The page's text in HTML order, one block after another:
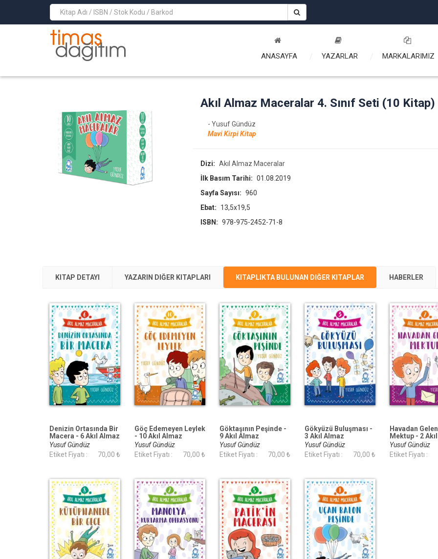
>
ANASAYFA YAZARLAR MARKALARIMIZ
Akıl Almaz Maceralar 4. Sınıf Seti (10 Kitap)
- Yusuf Gündüz
Mavi Kirpi Kitap
Dizi: Akıl Almaz Maceralar
İlk Basım Tarihi: 01.08.2019
Sayfa Sayısı: 960
Ebat:
13,5x19,5
ISBN: 978-975-2452-71-8
KITAP DETAYI YAZARIN DIĞER KITAPLARI KITAPLIKTA BULUNAN DIĞER KITAPLAR HABERLER
Denizin Ortasında Bir
Macera - 6 Akıl Almaz
Maceralar 4. Sınıf
Yusuf Gündüz
Etiket Fiyatı :
70,00 ₺
Göç Edemeyen Leylek
- 10 Akıl Almaz
Maceralar 4. Sınıf
Yusuf Gündüz
Etiket Fiyatı :
70,00 ₺
Göktaşının Peşinde -
9 Akıl Almaz
Maceralar 4. Sınıf
Yusuf Gündüz
Etiket Fiyatı :
70,00 ₺
Gökyüzü Buluşması -
3 Akıl Almaz
Maceralar 4. Sınıf
Yusuf Gündüz
Etiket Fiyatı :
70,00 ₺
Havadan Gelen
Mektup - 2
Maceralar 4.
Yusuf Gündüz
Etiket Fiyatı :